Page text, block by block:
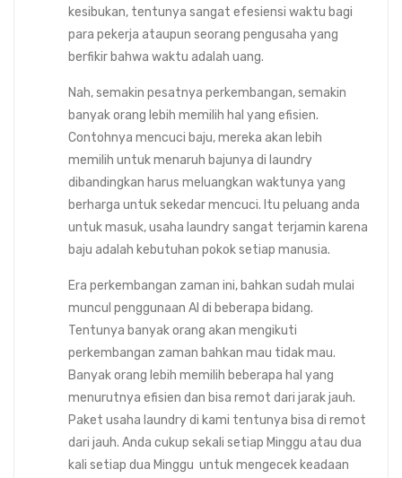
kesibukan, tentunya sangat efesiensi waktu bagi
para pekerja ataupun seorang pengusaha yang
berfikir bahwa waktu adalah uang.
Nah, semakin pesatnya perkembangan, semakin
banyak orang lebih memilih hal yang efisien.
Contohnya mencuci baju, mereka akan lebih
memilih untuk menaruh bajunya di laundry
dibandingkan harus meluangkan waktunya yang
berharga untuk sekedar mencuci. Itu peluang anda
untuk masuk, usaha laundry sangat terjamin karena
baju adalah kebutuhan pokok setiap manusia.
Era perkembangan zaman ini, bahkan sudah mulai
muncul penggunaan AI di beberapa bidang.
Tentunya banyak orang akan mengikuti
perkembangan zaman bahkan mau tidak mau.
Banyak orang lebih memilih beberapa hal yang
menurutnya efisien dan bisa remot dari jarak jauh.
Paket usaha laundry di kami tentunya bisa di remot
dari jauh. Anda cukup sekali setiap Minggu atau dua
kali setiap dua Minggu untuk mengecek keadaan